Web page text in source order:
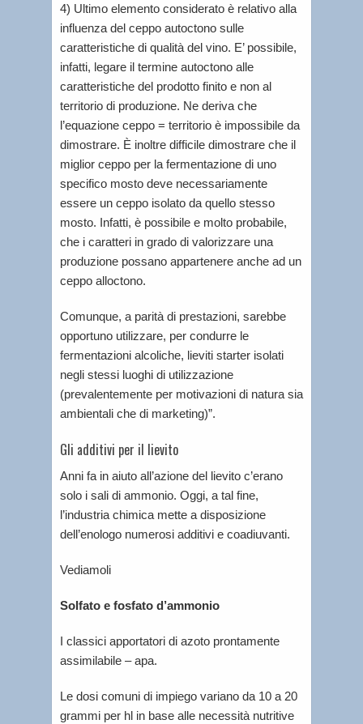
4) Ultimo elemento considerato è relativo alla
influenza del ceppo autoctono sulle
caratteristiche di qualità del vino. E’ possibile,
infatti, legare il termine autoctono alle
caratteristiche del prodotto finito e non al
territorio di produzione. Ne deriva che
l’equazione ceppo = territorio è impossibile da
dimostrare. È inoltre difficile dimostrare che il
miglior ceppo per la fermentazione di uno
specifico mosto deve necessariamente
essere un ceppo isolato da quello stesso
mosto. Infatti, è possibile e molto probabile,
che i caratteri in grado di valorizzare una
produzione possano appartenere anche ad un
ceppo alloctono.
Comunque, a parità di prestazioni, sarebbe
opportuno utilizzare, per condurre le
fermentazioni alcoliche, lieviti starter isolati
negli stessi luoghi di utilizzazione
(prevalentemente per motivazioni di natura sia
ambientali che di marketing)”.
Gli additivi per il lievito
Anni fa in aiuto all’azione del lievito c’erano
solo i sali di ammonio. Oggi, a tal fine,
l’industria chimica mette a disposizione
dell’enologo numerosi additivi e coadiuvanti.
Vediamoli
Solfato e fosfato d’ammonio
I classici apportatori di azoto prontamente
assimilabile – apa.
Le dosi comuni di impiego variano da 10 a 20
grammi per hl in base alle necessità nutritive